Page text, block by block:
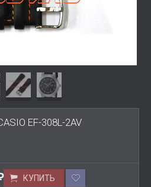
EF-308L-2AV
КУПИТЬ